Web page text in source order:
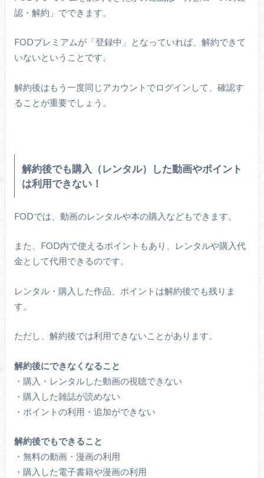
認・解約」でできます。
FODプレミアムが「登録中」となっていれば、解約できて
いないということです。
解約後はもう一度同じアカウントでログインして、確認す
ることが重要でしょう。
解約後でも購入（レンタル）した動画やポイント
は利用できない！
FODでは、動画のレンタルや本の購入などもできます。
また、FOD内で使えるポイントもあり、レンタルや購入代
金として代用できるのです。
レンタル・購入した作品、ポイントは解約後でも残りま
す。
ただし、解約後では利用できないことがあります。
解約後にできなくなること
・購入・レンタルした動画の視聴できない
・購入した雑誌が読めない
・ポイントの利用・追加ができない
解約後でもできること
・無料の動画・漫画の利用
・購入した電子書籍や漫画の利用